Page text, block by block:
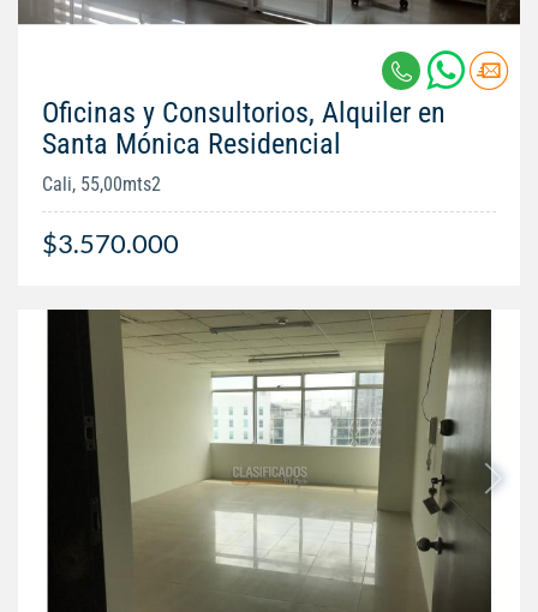
Oficinas y Consultorios, Alquiler en
Santa Mónica Residencial
Cali, 55,00mts2
$3.570.000